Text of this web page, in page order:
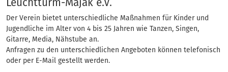
Der Verein bietet unterschiedliche Maßnahmen für Kinder und
Jugendliche im Alter von 4 bis 25 Jahren wie Tanzen, Singen,
Gitarre, Media, Nähstube an.
Anfragen zu den unterschiedlichen Angeboten können telefonisch
oder per E-Mail gestellt werden.